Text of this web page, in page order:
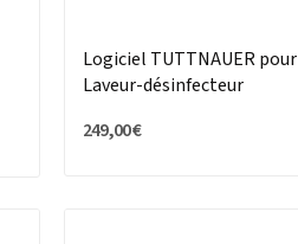
Logiciel TUTTNAUER pour
Laveur-désinfecteur
249,00 €